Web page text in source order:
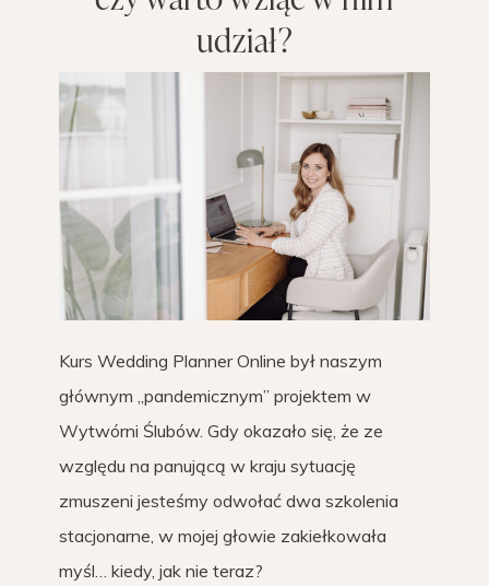
udział?
Kurs Wedding Planner Online był naszym
głównym „pandemicznym” projektem w
Wytwórni Ślubów. Gdy okazało się, że ze
względu na panującą w kraju sytuację
zmuszeni jesteśmy odwołać dwa szkolenia
stacjonarne, w mojej głowie zakiełkowała
myśl… kiedy, jak nie teraz?